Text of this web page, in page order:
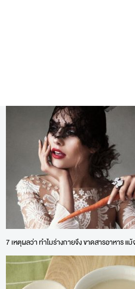
7 เหตุผลว่า ทำไมร่างกายจึง ขาดสารอาหาร แ